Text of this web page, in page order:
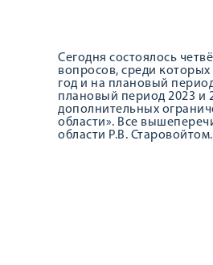
Сегодня состоялось
вопросов, среди
год и на плановый
плановый период 2023 и
дополнительных
области». Все
области Р.В. Старовойтом.